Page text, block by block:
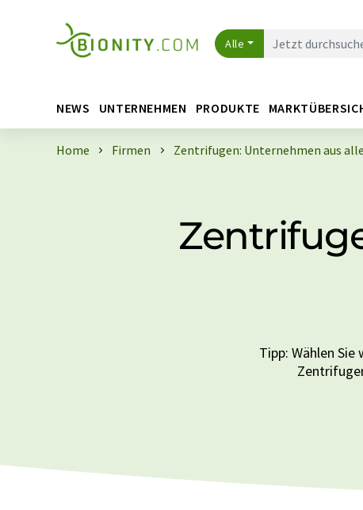
Alle
NEWS UNTERNEHMEN PRODUKTE
Home Firmen Zentrifugen: Unternehmen aus
Tipp: Wählen